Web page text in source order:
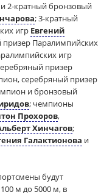
2-кратный бронзовый
; 3-кратный
игр Евгений
призер Паралимпийских
игр
призер
серебряный призер
и бронзовый
; чемпионы
Прохоров,
Хинчагов;
Галактионова и
будут
м до 5000 м, в